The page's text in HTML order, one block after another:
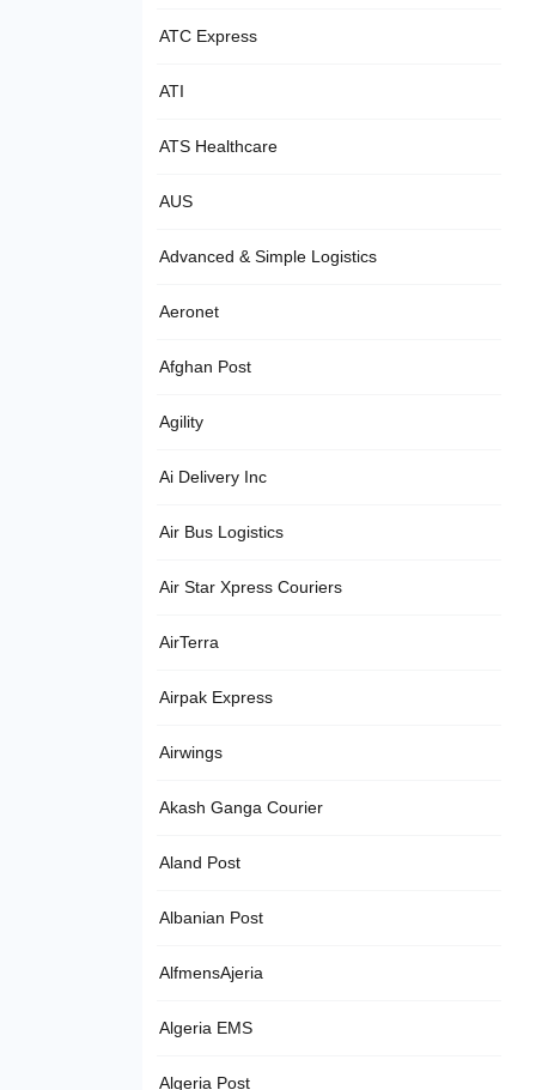
ATC Express
ATI
ATS Healthcare
AUS
Advanced & Simple Logistics
Aeronet
Afghan Post
Agility
Ai Delivery Inc
Air Bus Logistics
Air Star Xpress Couriers
AirTerra
Airpak Express
Airwings
Akash Ganga Courier
Aland Post
Albanian Post
AlfmensAjeria
Algeria EMS
Algeria Post